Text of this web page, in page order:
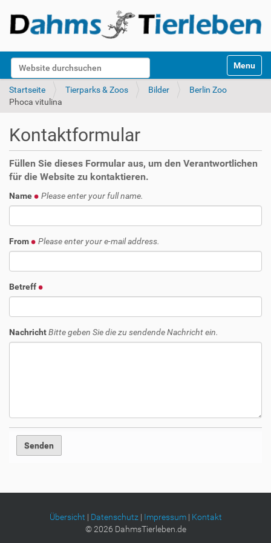
Website durchsuchen
k
Toggle
Startseite Tierparks & Zoos Bilder
Berlin Zoo
Phoca vitulina
Kontaktformular
Füllen Sie dieses Formular aus, um den Verantwortlichen
für die Website zu kontaktieren.
Name Please enter your full name.
From Please enter your e-mail address.
Betreff
NachrichtBitte geben Sie die zu sendende Nachricht ein.
Übersicht | Datenschutz| Impressum| Kontakt
©2026 DahmsTierleben.de